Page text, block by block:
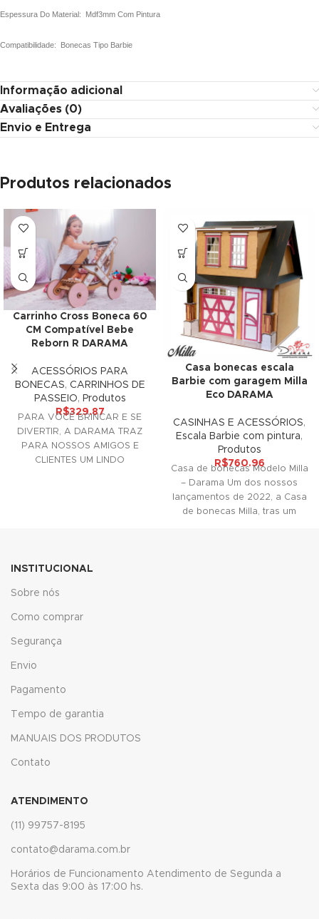
Panel
Panel
Panel
panel
Oku
panel
panel
panel
Panel
satın al
panel
panel
Espessura Do Material: Mdf3mm Com Pintura
Compatibilidade: Bonecas Tipo Barbie
Informação adicional
Avaliações (0)
Envio e Entrega
Produtos relacionados
Carrinho Cross Boneca 60
CM Compatível Bebe
Reborn R DARAMA
ACESSÓRIOS PARA
BONECAS, CARRINHOS DE
PASSEIO, Produtos
R$329.87
PARA VOCÊ BRINCAR E SE
DIVERTIR, A DARAMA TRAZ
PARA NOSSOS AMIGOS E
CLIENTES UM LINDO
Casa bonecas escala
Barbie com garagem Milla
Eco DARAMA
CASINHAS E ACESSÓRIOS,
Escala Barbie com pintura,
Produtos
R$760.96
Casa de bonecas Modelo Milla
– Darama Um dos nossos
lançamentos de 2022, a Casa
de bonecas Milla, tras um
INSTITUCIONAL
Sobre nós
Como comprar
Segurança
Envio
Pagamento
Tempo de garantia
MANUAIS DOS PRODUTOS
Contato
ATENDIMENTO
(11) 99757-8195
contato@darama.com.br
Horários de Funcionamento Atendimento de Segunda a
Sexta das 9:00 às 17:00 hs.